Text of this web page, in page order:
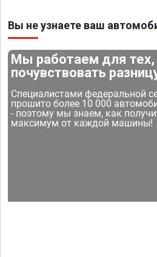
Вы не узнаете ваш
Мы работаем для
почувствовать
Специалистами федеральной
прошито более 10 000
- поэтому мы знаем, как
максимум от каждой машины!